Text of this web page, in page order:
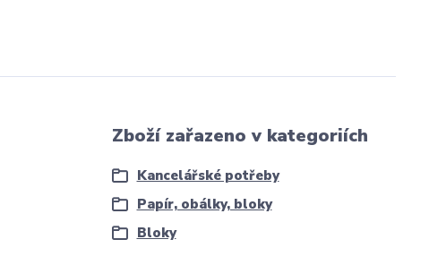
Zboží zařazeno v kategoriích
Kancelářské potřeby
Papír, obálky, bloky
Bloky